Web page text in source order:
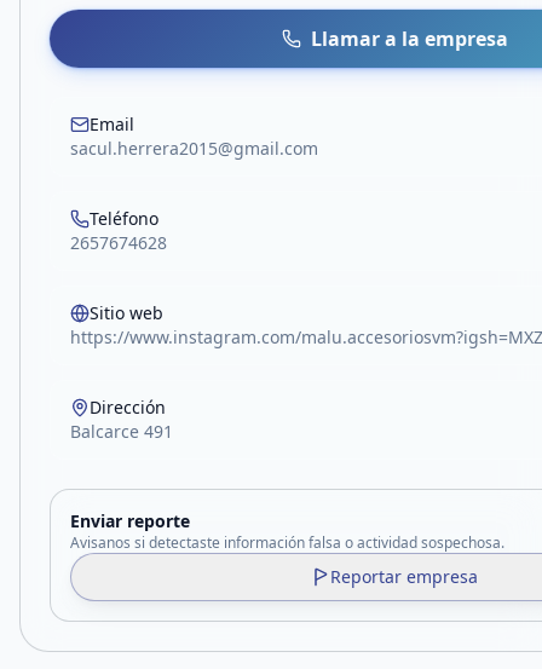
Llamar a la empresa
Email
sacul.herrera2015@gmail.com
Teléfono
2657674628
Sitio web
https://www.instagram.com/
Dirección
Balcarce 491
Enviar reporte
Avisanos si detectaste información falsa o actividad sospechosa.
Reportar empresa